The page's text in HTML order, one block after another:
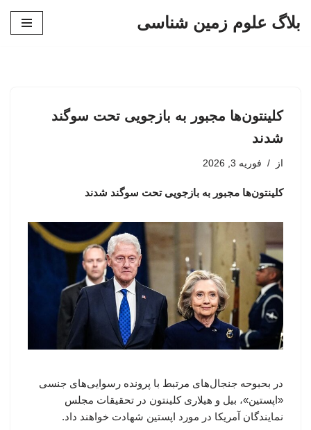
بلاگ علوم زمین شناسی
کلینتون‌ها مجبور به بازجویی تحت سوگند
شدند
از فوریه 3, 2026
کلینتون‌ها مجبور به بازجویی تحت سوگند شدند
در بحبوحه جنجال‌های مرتبط با پرونده رسوایی‌های جنسی
«اپستین»، بیل و هیلاری کلینتون در تحقیقات مجلس
نمایندگان آمریکا در مورد اپستین شهادت خواهند داد.